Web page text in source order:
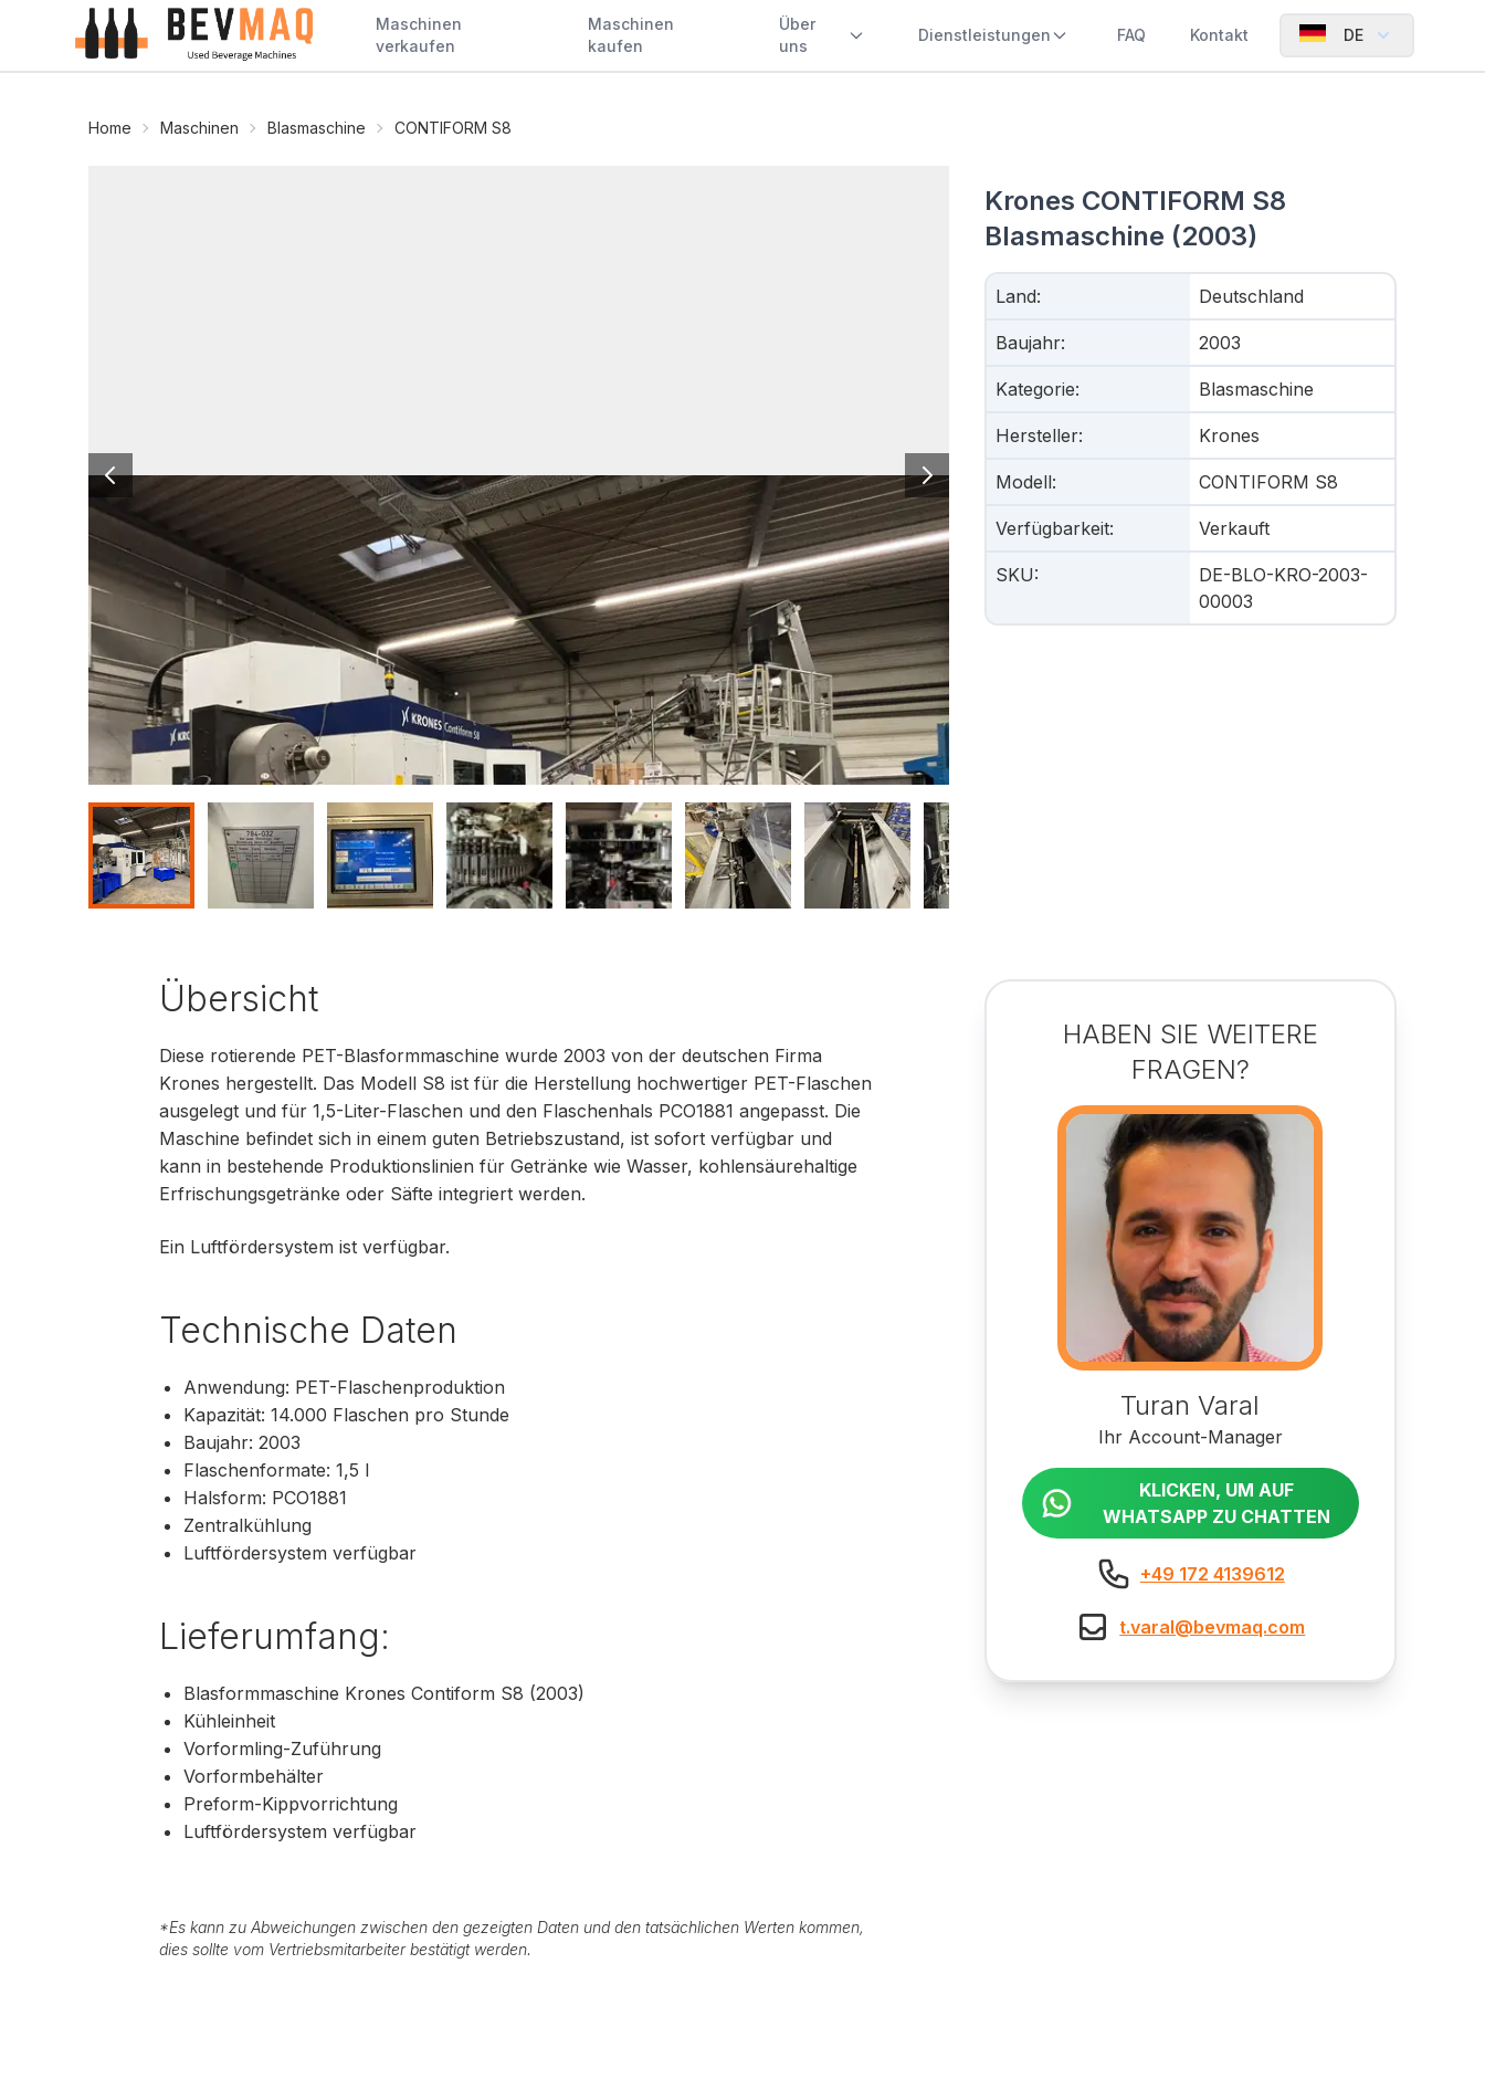
Maschinen
verkaufen
Maschinen
kaufen
Über
uns
Dienstleistungen FAQ Kontakt DE
Home Maschinen Blasmaschine CONTIFORM S8
Krones CONTIFORM S8
Blasmaschine (2003)
Land: Deutschland
Baujahr: 2003
Kategorie: Blasmaschine
Hersteller: Krones
Modell: CONTIFORM S8
Verfügbarkeit: Verkauft
SKU:
DE-BLO-KRO-2003-
00003
Übersicht
Diese rotierende PET-Blasformmaschine wurde 2003 von der deutschen Firma
Krones hergestellt. Das Modell S8 ist für die Herstellung hochwertiger PET-Flaschen
ausgelegt und für 1,5-Liter-Flaschen und den Flaschenhals PCO1881 angepasst. Die
Maschine befindet sich in einem guten Betriebszustand, ist sofort verfügbar und
kann in bestehende Produktionslinien für Getränke wie Wasser, kohlensäurehaltige
Erfrischungsgetränke oder Säfte integriert werden.
Ein Luftfördersystem ist verfügbar.
Technische Daten
Anwendung: PET-Flaschenproduktion
Kapazität: 14.000 Flaschen pro Stunde
Baujahr: 2003
Flaschenformate: 1,5 l
Halsform: PCO1881
Zentralkühlung
Luftfördersystem verfügbar
Lieferumfang:
Blasformmaschine Krones Contiform S8 (2003)
Kühleinheit
Vorformling-Zuführung
Vorformbehälter
Preform-Kippvorrichtung
Luftfördersystem verfügbar
*Es kann zu Abweichungen zwischen den gezeigten Daten und den tatsächlichen Werten kommen,
dies sollte vom Vertriebsmitarbeiter bestätigt werden.
HABEN SIE WEITERE
FRAGEN?
Turan Varal
Ihr Account-Manager
KLICKEN, UM AUF
WHATSAPP ZU CHATTEN
+49 172 4139612
t.varal@bevmaq.com